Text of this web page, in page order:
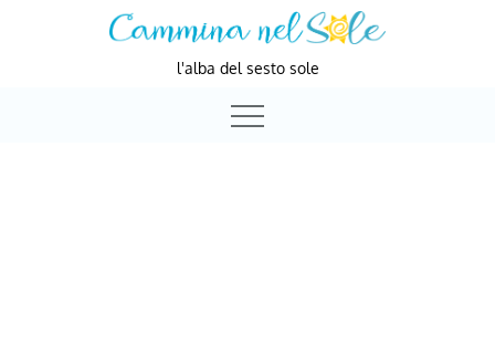
l'alba del sesto sole